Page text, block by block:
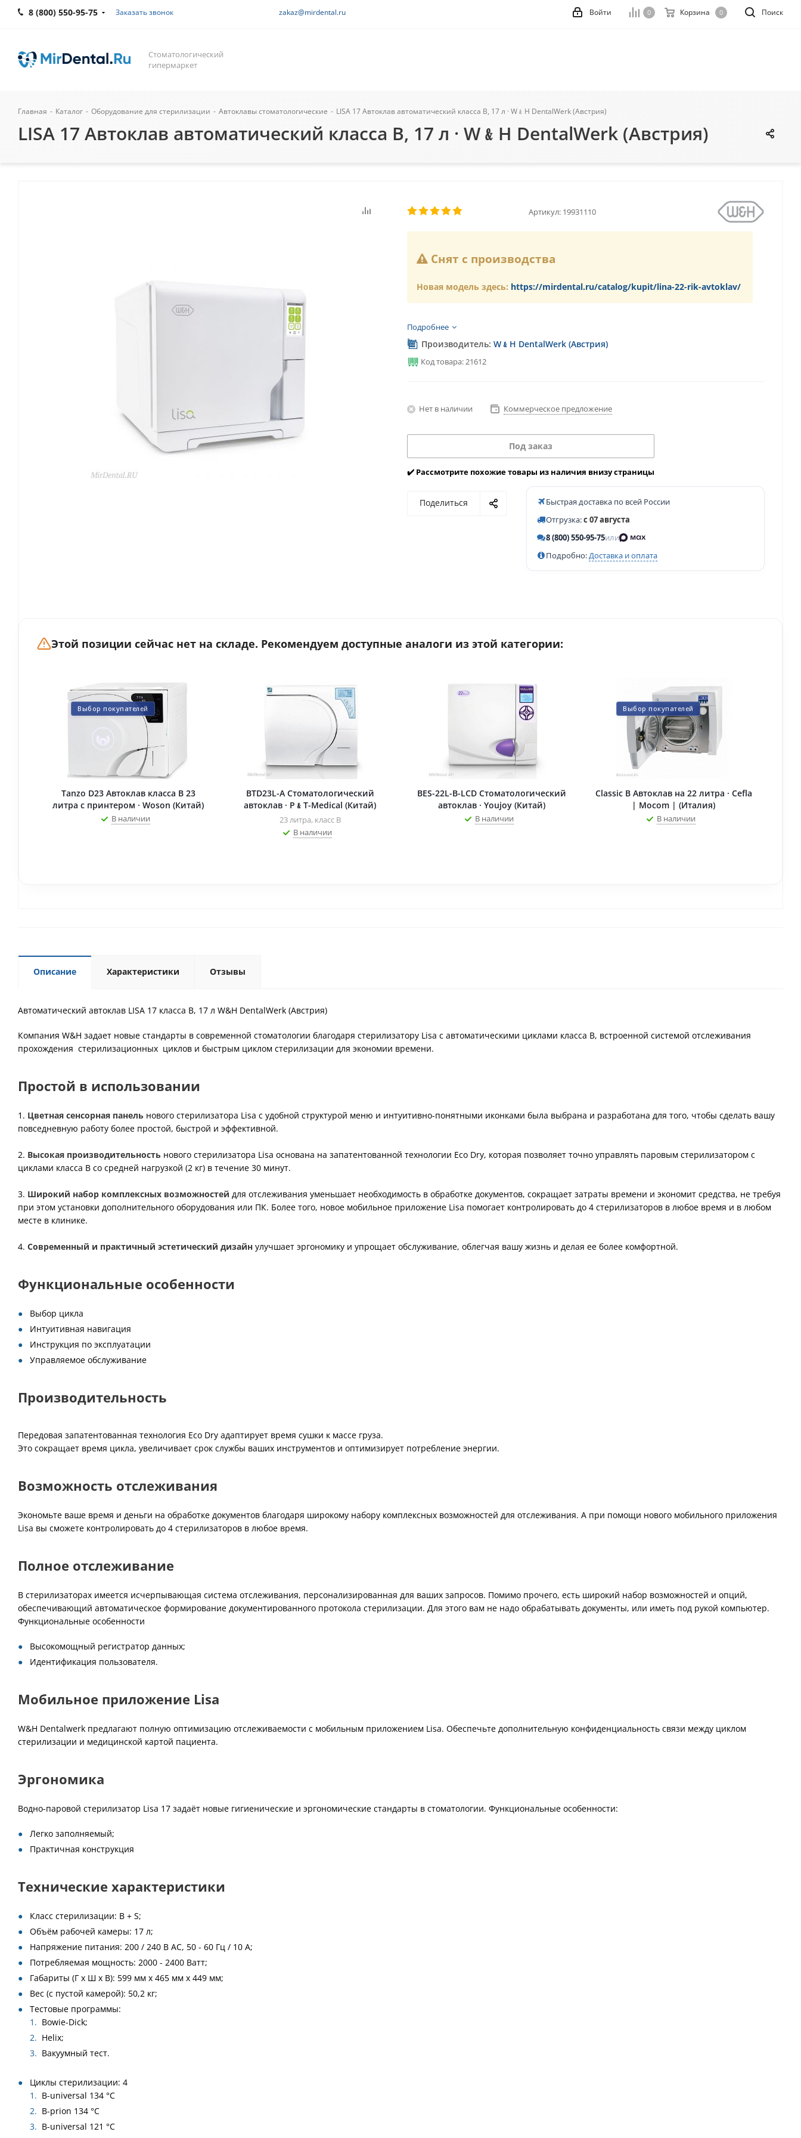
8 (800) 550-95-75 Заказать звонок zakaz@mirdental.ru Поиск
0 Корзина 0
Войти
Стоматологический
гипермаркет
Главная - Каталог - Оборудование для стерилизации - Автоклавы стоматологические - LISA 17 Автоклав автоматический класса В, 17 л · W﹠H DentalWerk (Австрия)
LISA 17 Автоклав автоматический класса В, 17 л · W﹠H DentalWerk (Австрия)
Артикул: 19931110
Снят с производства
Новая модель здесь: https://mirdental.ru/catalog/kupit/lina-22-rik-avtoklav/
Подробнее
Производитель: W﹠H DentalWerk (Австрия)
Код товара: 21612
Нет в наличии Коммерческое предложение
Под заказ
✔️ Рассмотрите похожие товары из наличия внизу страницы
Поделиться
Быстрая доставка по всей России
Отгрузка:с 07 августа
8 (800) 550-95-75или
Подробно:Доставка и оплата
Этой позиции сейчас нет на складе. Рекомендуем доступные аналоги из этой категории:
Выбор покупателей
Tanzo D23 Автоклав класса B 23
литра с принтером · Woson (Китай)
В наличии
BTD23L-A Стоматологический
автоклав · P﹠T-Medical (Китай)
23 литра, класс B
В наличии
BES-22L-B-LCD Стоматологический
автоклав · Youjoy (Китай)
В наличии
Выбор покупателей
Classic B Автоклав на 22 литра · Cefla
| Mocom | (Италия)
В наличии
Описание Характеристики Отзывы
Автоматический автоклав LISA 17 класса В, 17 л W&H DentalWerk (Австрия)
Компания W&H задает новые стандарты в современной стоматологии благодаря стерилизатору Lisa с автоматическими циклами класса В, встроенной системой отслеживания
прохождения стерилизационных циклов и быстрым циклом стерилизации для экономии времени.
Простой в использовании
1. Цветная сенсорная панель нового стерилизатора Lisa с удобной структурой меню и интуитивно-понятными иконками была выбрана и разработана для того, чтобы сделать вашу
повседневную работу более простой, быстрой и эффективной.
2. Высокая производительность нового стерилизатора Lisa основана на запатентованной технологии Eco Dry, которая позволяет точно управлять паровым стерилизатором с
циклами класса В со средней нагрузкой (2 кг) в течение 30 минут.
3. Широкий набор комплексных возможностей для отслеживания уменьшает необходимость в обработке документов, сокращает затраты времени и экономит средства, не требуя
при этом установки дополнительного оборудования или ПК. Более того, новое мобильное приложение Lisa помогает контролировать до 4 стерилизаторов в любое время и в любом
месте в клинике.
4. Современный и практичный эстетический дизайн улучшает эргономику и упрощает обслуживание, облегчая вашу жизнь и делая ее более комфортной.
Функциональные особенности
Выбор цикла
Интуитивная навигация
Инструкция по эксплуатации
Управляемое обслуживание
Производительность
Передовая запатентованная технология Eco Dry адаптирует время сушки к массе груза.
Это сокращает время цикла, увеличивает срок службы ваших инструментов и оптимизирует потребление энергии.
Возможность отслеживания
Экономьте ваше время и деньги на обработке документов благодаря широкому набору комплексных возможностей для отслеживания. А при помощи нового мобильного приложения
Lisa вы сможете контролировать до 4 стерилизаторов в любое время.
Полное отслеживание
В стерилизаторах имеется исчерпывающая система отслеживания, персонализированная для ваших запросов. Помимо прочего, есть широкий набор возможностей и опций,
обеспечивающий автоматическое формирование документированного протокола стерилизации. Для этого вам не надо обрабатывать документы, или иметь под рукой компьютер.
Функциональные особенности
Высокомощный регистратор данных;
Идентификация пользователя.
Мобильное приложение Lisa
W&H Dentalwerk предлагают полную оптимизацию отслеживаемости с мобильным приложением Lisa. Обеспечьте дополнительную конфиденциальность связи между циклом
стерилизации и медицинской картой пациента.
Эргономика
Водно-паровой стерилизатор Lisa 17 задаёт новые гигиенические и эргономические стандарты в стоматологии. Функциональные особенности:
Легко заполняемый;
Практичная конструкция
Технические характеристики
Класс стерилизации: B + S;
Объём рабочей камеры: 17 л;
Напряжение питания: 200 / 240 В AC, 50 - 60 Гц / 10 A;
Потребляемая мощность: 2000 - 2400 Ватт;
Габариты (Г х Ш х В): 599 мм х 465 мм х 449 мм;
Вес (с пустой камерой): 50,2 кг;
Тестовые программы:
Bowie-Dick;
Helix;
Вакуумный тест.
Циклы стерилизации: 4
B-universal 134 °C
B-prion 134 °C
B-universal 121 °C